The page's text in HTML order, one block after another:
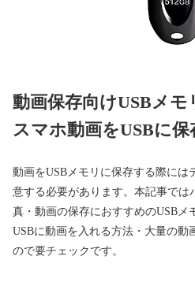
動画保存向けUSBメモ
スマホ動画をUSBに保
動画をUSBメモリに保存する際には
意する必要があります。本記事では
真・動画の保存におすすめのUSBメ
USBに動画を入れる方法・大量の動
ので要チェックです。